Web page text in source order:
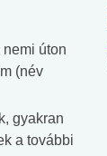
úton
(név
gyakran
a további